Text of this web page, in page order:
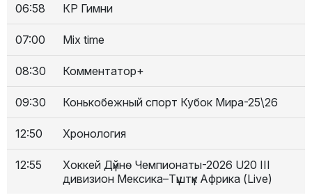
06:58 КР Гимни
07:00 Mix time
08:30 Комментатор+
09:30 Конькобежный спорт Кубок Мира-25\26
12:50 Хронология
12:55
Хоккей Дүйнө Чемпионаты-2026 U20 III
дивизион Мексика–Түштүк Африка (Live)